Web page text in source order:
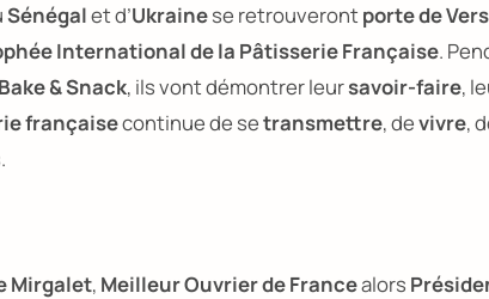
Sénégalet d’Ukrainese retrouveront porte de
International de la Pâtisserie Française.
& Snack, ils vont démontrer leursavoir-faire,
françaisecontinue de setransmettre, devivre,
Mirgalet, Meilleur Ouvrier de Francealors